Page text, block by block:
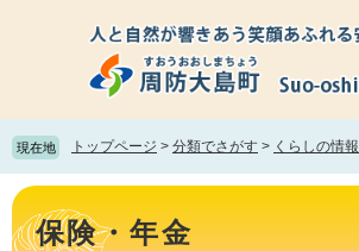
頭
で
す。
飛
ば
て
本
現在地 トップページ > 分類でさがす > くらしの情報
本
文 保険・年金